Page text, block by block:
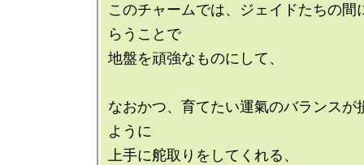
このチャームでは、ジェイドたちの間
らうことで
地盤を頑強なものにして、
なおかつ、育てたい運氣のバランスが
ように
上手に舵取りをしてくれる、